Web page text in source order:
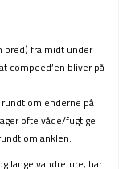
bred) fra midt under
compeed’en bliver på
om enderne på
ofte våde/fugtige
om anklen.
lange vandreture, har